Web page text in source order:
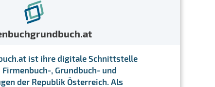
ist ihre digitale Schnittstelle
, Grundbuch- und
der Republik Österreich. Als